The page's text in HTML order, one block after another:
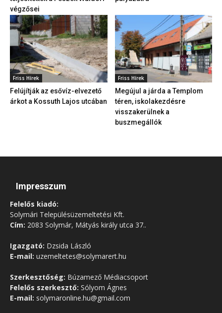
végzősei
Friss Hírek
Felújítják az esővíz-elvezető
árkot a Kossuth Lajos utcában
Friss Hírek
Megújul a járda a Templom
téren, iskolakezdésre
visszakerülnek a
buszmegállók
Impresszum
Felelős kiadó:
Solymári Településüzemeltetési Kft.
Cím: 2083 Solymár, Mátyás király utca 37..
Igazgató: Dzsida László
E-mail: uzemeltetes@solymarert.hu
Szerkesztőség: Búzamező Médiacsoport
Felelős szerkesztő: Sólyom Ágnes
E-mail: solymaronline.hu@gmail.com